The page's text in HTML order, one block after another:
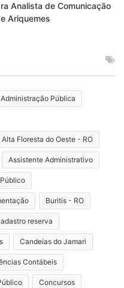
Analista de Comunicação
Ariquemes
Administração Pública
Alta Floresta do Oeste - RO
Assistente Administrativo
Buritis - RO
reserva
Candeias do Jamari
Contábeis
Concursos